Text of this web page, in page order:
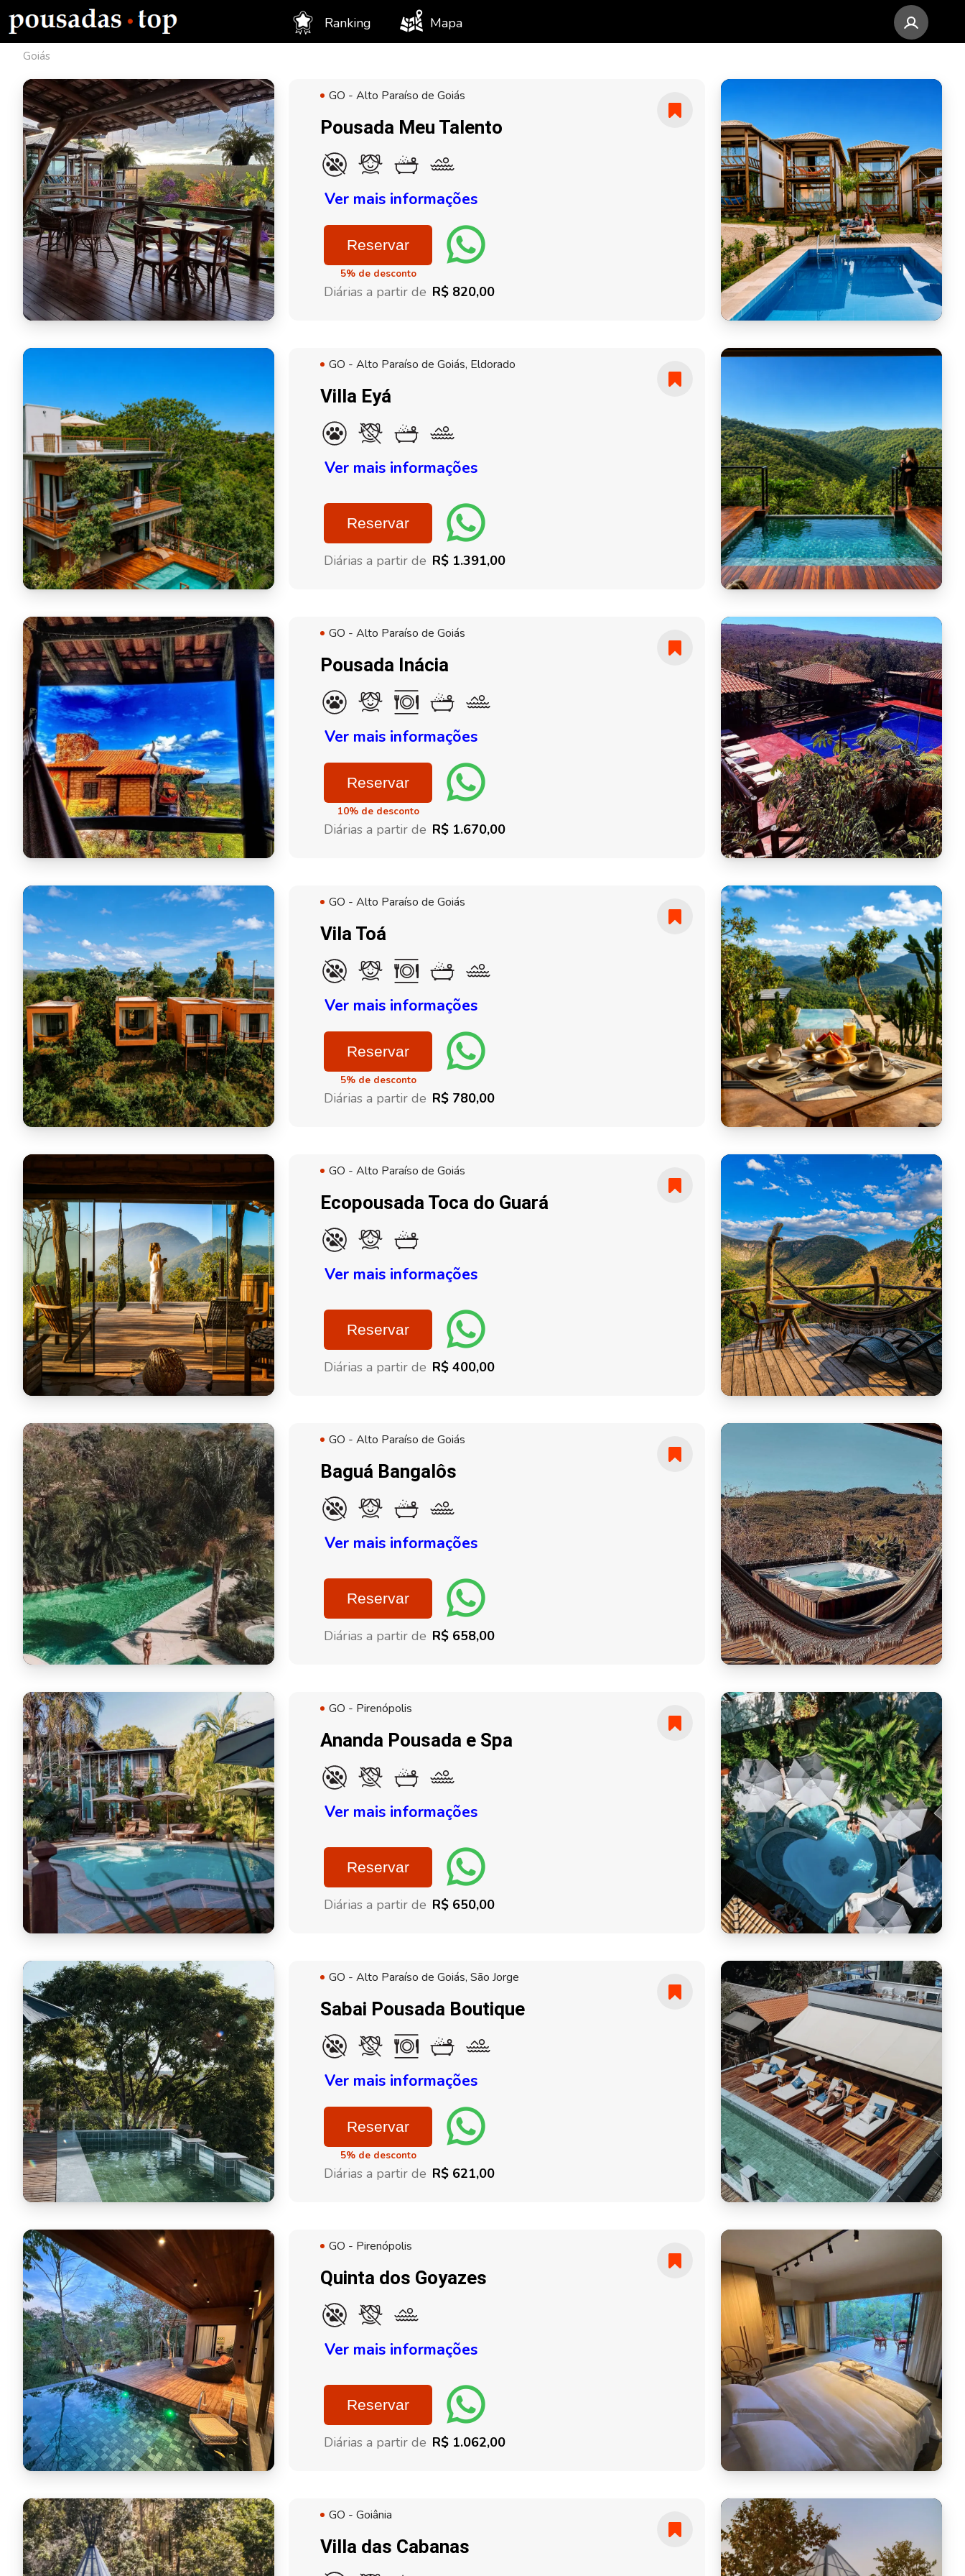
Ranking Mapa
Goiás
GO - Alto Paraíso de Goiás
Pousada Meu Talento
Ver mais informações
Reservar
5% de desconto
Diárias a partir de R$ 820,00
GO - Alto Paraíso de Goiás, Eldorado
Villa Eyá
Ver mais informações
Reservar
Diárias a partir de R$ 1.391,00
GO - Alto Paraíso de Goiás
Pousada Inácia
Ver mais informações
Reservar
10% de desconto
Diárias a partir de R$ 1.670,00
GO - Alto Paraíso de Goiás
Vila Toá
Ver mais informações
Reservar
5% de desconto
Diárias a partir de R$ 780,00
GO - Alto Paraíso de Goiás
Ecopousada Toca do Guará
Ver mais informações
Reservar
Diárias a partir de R$ 400,00
GO - Alto Paraíso de Goiás
Baguá Bangalôs
Ver mais informações
Reservar
Diárias a partir de R$ 658,00
GO - Pirenópolis
Ananda Pousada e Spa
Ver mais informações
Reservar
Diárias a partir de R$ 650,00
GO - Alto Paraíso de Goiás, São Jorge
Sabai Pousada Boutique
Ver mais informações
Reservar
5% de desconto
Diárias a partir de R$ 621,00
GO - Pirenópolis
Quinta dos Goyazes
Ver mais informações
Reservar
Diárias a partir de R$ 1.062,00
GO - Goiânia
Villa das Cabanas